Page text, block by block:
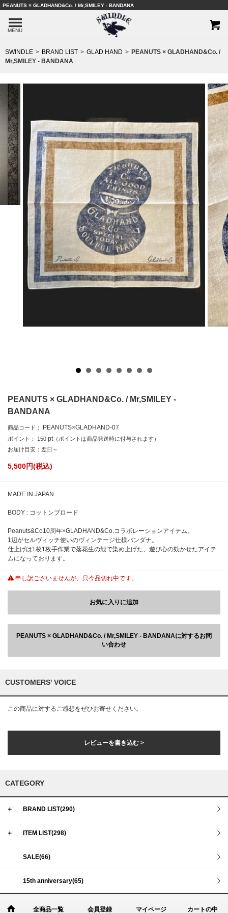
PEANUTS × GLADHAND&Co. / Mr,SMILEY - BANDANA
MENU
SWINDLE BRAND LIST GLAD HAND
PEANUTS × GLADHAND&Co. /
Mr,SMILEY - BANDANA
PEANUTS × GLADHAND&Co. / Mr,SMILEY -
BANDANA
商品コード： PEANUTS×GLADHAND-07
ポイント： 150 pt （ポイントは商品発送時に付与されます）
お届け目安：翌日～
5,500円(税込)
MADE IN JAPAN
BODY : コットンブロード
Peanuts&Co10周年×GLADHAND&Co.コラボレーションアイテム。
1辺がセルヴィッチ使いのヴィンテージ仕様バンダナ。
仕上げは1枚1枚手作業で落花生の殻で染め上げた、遊び心の効かせたアイテ
ムになっております。
申し訳ございませんが、只今品切れ中です。
お気に入りに追加
PEANUTS × GLADHAND&Co. / Mr,SMILEY - BANDANAに対するお問
い合わせ
CUSTOMERS' VOICE
この商品に対するご感想をぜひお寄せください。
レビューを書き込む >
CATEGORY
＋ BRAND LIST(290)
＋ ITEM LIST(298)
SALE(66)
15th anniversary(65)
全商品一覧 会員登録 マイページ カートの中